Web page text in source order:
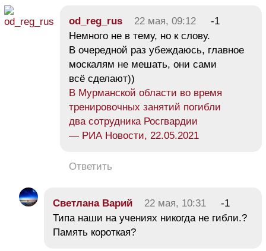
od_reg_rus 22 мая, 09:12
-1
Немного не в тему, но к слову.
В очередной раз убеждаюсь, главное
москалям не мешать, они сами
всё сделают))
В Мурманской области во время
тренировочных занятий погибли
два сотрудника Росгвардии
— РИА Новости, 22.05.2021
Ответить
Светлана Варий 22 мая, 10:31
-1
Типа наши на учениях никогда не гибли.?
Память короткая?